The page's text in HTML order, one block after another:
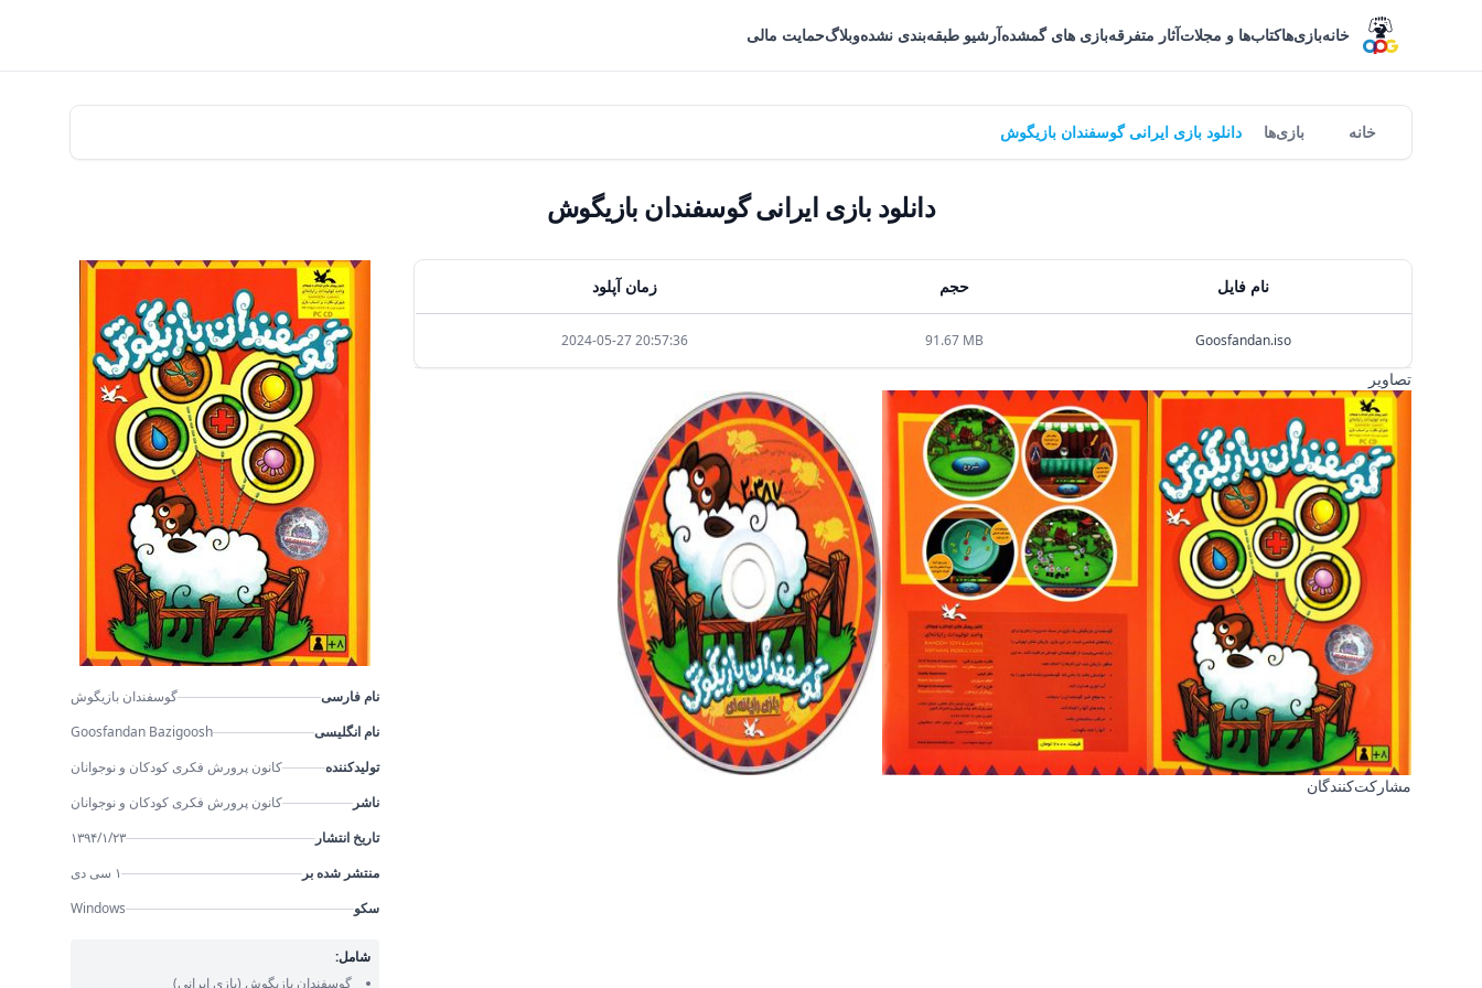
خانهبازی‌هاکتاب‌ها و مجلاتآثار متفرقهبازی های گمشدهآرشیو طبقه‌بندی نشدهوبلاگحمایت مالی
خانه بازی‌ها دانلود بازی ایرانی گوسفندان بازیگوش
دانلود بازی ایرانی گوسفندان بازیگوش
نام فایل حجم زمان آپلود
Goosfandan.iso
91.67 MB
2024-05-27 20:57:36
تصاویر
مشارکت‌کنندگان
نام فارسی
گوسفندان بازیگوش
نام انگلیسی
Goosfandan Bazigoosh
تولیدکننده
کانون پرورش فکری کودکان و نوجوانان
ناشر
کانون پرورش فکری کودکان و نوجوانان
تاریخ انتشار
۱۳۹۴/۱/۲۳
منتشر شده بر
۱ سی دی
سکو
Windows
شامل:
گوسفندان بازیگوش (بازی ایرانی)